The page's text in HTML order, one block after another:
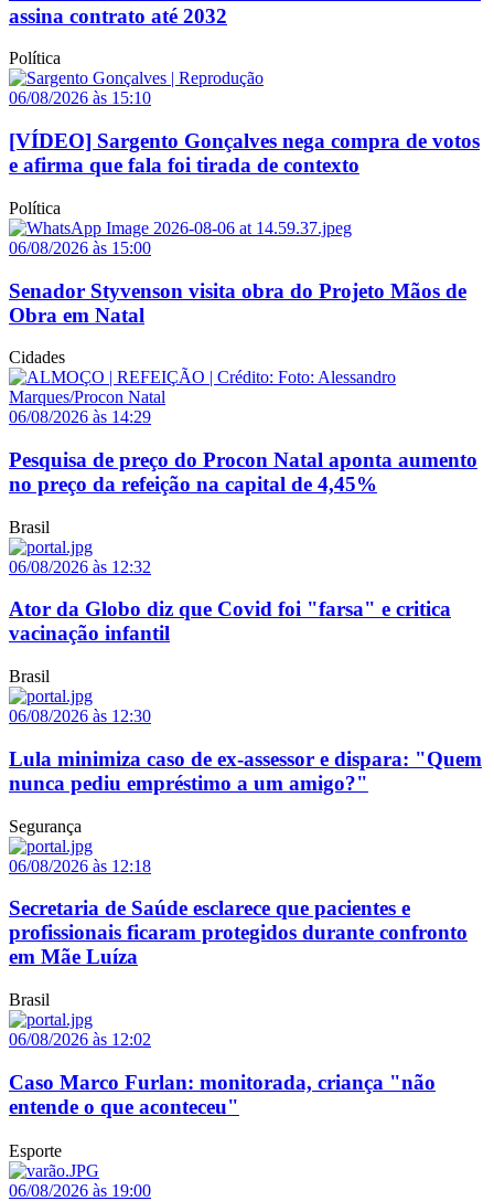
assina contrato até 2032
Política
06/08/2026 às 15:10
[VÍDEO] Sargento Gonçalves nega compra de votos
e afirma que fala foi tirada de contexto
Política
06/08/2026 às 15:00
Senador Styvenson visita obra do Projeto Mãos de
Obra em Natal
Cidades
06/08/2026 às 14:29
Pesquisa de preço do Procon Natal aponta aumento
no preço da refeição na capital de 4,45%
Brasil
06/08/2026 às 12:32
Ator da Globo diz que Covid foi "farsa" e critica
vacinação infantil
Brasil
06/08/2026 às 12:30
Lula minimiza caso de ex-assessor e dispara: "Quem
nunca pediu empréstimo a um amigo?"
Segurança
06/08/2026 às 12:18
Secretaria de Saúde esclarece que pacientes e
profissionais ficaram protegidos durante confronto
em Mãe Luíza
Brasil
06/08/2026 às 12:02
Caso Marco Furlan: monitorada, criança "não
entende o que aconteceu"
Esporte
06/08/2026 às 19:00